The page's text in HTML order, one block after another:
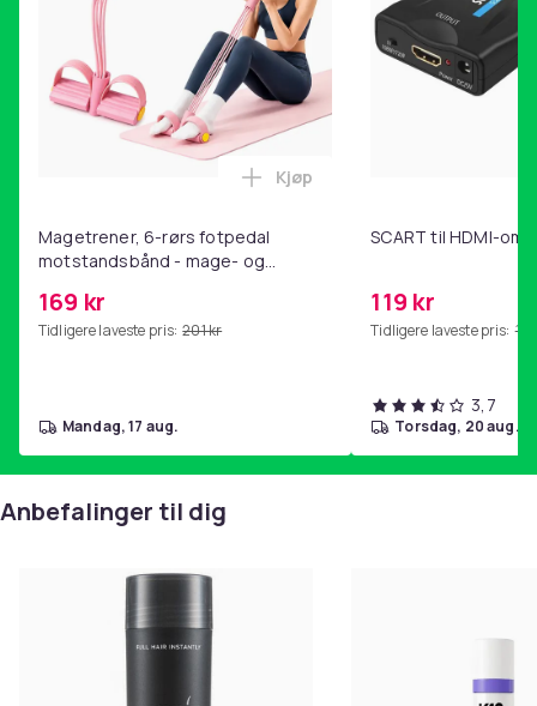
Magetrener, 6-rørs fotpedal
motstandsbånd - mage- og
hjemmegymnastikk Pink
169 kr
Tidligere laveste pris: 201 kr
Legg Magetrener, 6-rørs
Kjøp
mandag, 17 aug.
SCART til HDMI-
119 kr
Tidligere laveste pris:
3,7
torsdag, 20 aug.
Anbefalinger til dig